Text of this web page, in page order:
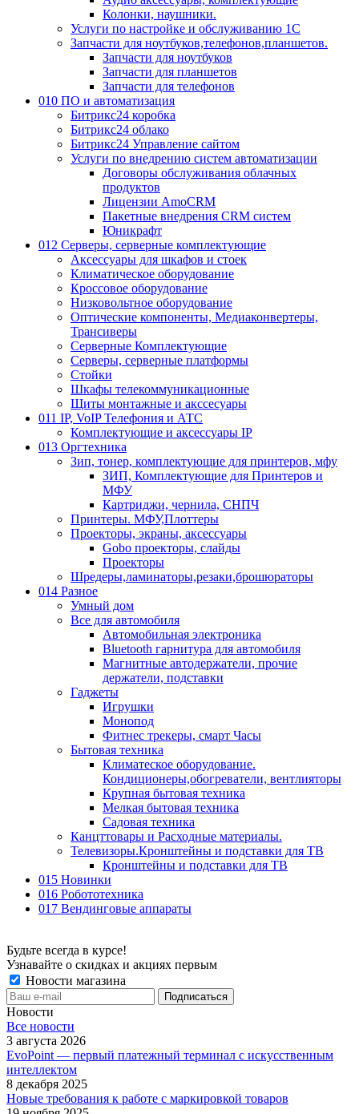
Колонки, наушники.
Услуги по настройке и обслуживанию 1С
Запчасти для ноутбуков,телефонов,планшетов.
Запчасти для ноутбуков
Запчасти для планшетов
Запчасти для телефонов
010 ПО и автоматизация
Битрикс24 коробка
Битрикс24 облако
Битрикс24 Управление сайтом
Услуги по внедрению систем автоматизации
Договоры обслуживания облачных
продуктов
Лицензии AmoCRM
Пакетные внедрения CRM систем
Юникрафт
012 Серверы, серверные комплектующие
Аксессуары для шкафов и стоек
Климатическое оборудование
Кроссовое оборудование
Низковольтное оборудование
Оптические компоненты, Медиаконвертеры,
Трансиверы
Серверные Комплектующие
Серверы, серверные платформы
Стойки
Шкафы телекоммуникационные
Щиты монтажные и акссесуары
011 IP, VoIP Телефония и АТС
Комплектующие и аксессуары IP
013 Оргтехника
Зип, тонер, комплектующие для принтеров, мфу
ЗИП, Комплектующие для Принтеров и
МФУ
Картриджи, чернила, СНПЧ
Принтеры. МФУ,Плоттеры
Проекторы, экраны, аксессуары
Gobo проекторы, слайды
Проекторы
Шредеры,ламинаторы,резаки,брошюраторы
014 Разное
Умный дом
Все для автомобиля
Автомобильная электроника
Bluetooth гарнитура для автомобиля
Магнитные автодержатели, прочие
держатели, подставки
Гаджеты
Игрушки
Монопод
Фитнес трекеры, смарт Часы
Бытовая техника
Климатеское оборудование.
Кондиционеры,обогреватели, вентлияторы
Крупная бытовая техника
Мелкая бытовая техника
Садовая техника
Канцттовары и Расходные материалы.
Телевизоры.Кронштейны и подставки для ТВ
Кронштейны и подставки для ТВ
015 Новинки
016 Робототехника
017 Вендинговые аппараты
Будьте всегда в курсе!
Узнавайте о скидках и акциях первым
Новости магазина
Новости
Все новости
3 августа 2026
EvoPoint — первый платежный терминал с искусственным
интеллектом
8 декабря 2025
Новые требования к работе с маркировкой товаров